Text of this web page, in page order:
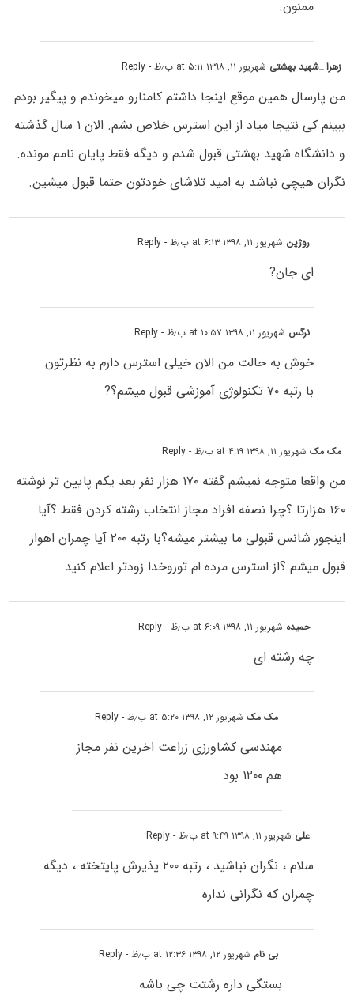
ممنون.
زهرا _شهید بهشتی شهریور ۱۱, ۱۳۹۸ at ۵:۱۱ ب٫ظ - Reply
من پارسال همین موقع اینجا داشتم کامنارو میخوندم و پیگیر بودم
ببینم کی نتیجا میاد از این استرس خلاص بشم. الان ۱ سال گذشته
و دانشگاه شهید بهشتی قبول شدم و دیگه فقط پایان نامم مونده.
نگران هیچی نباشد به امید تلاشای خودتون حتما قبول میشین.
روژین شهریور ۱۱, ۱۳۹۸ at ۶:۱۳ ب٫ظ - Reply
ای جان?
نرگس شهریور ۱۱, ۱۳۹۸ at ۱۰:۵۷ ب٫ظ - Reply
خوش به حالت من الان خیلی استرس دارم به نظرتون
با رتبه ۷۰ تکنولوژی آموزشی قبول میشم؟?
مک مکشهریور ۱۱, ۱۳۹۸ at ۴:۱۹ ب٫ظ - Reply
من واقعا متوجه نمیشم گفته ۱۷۰ هزار نفر بعد یکم پایین تر نوشته
۱۶۰ هزارتا ؟چرا نصفه افراد مجاز انتخاب رشته کردن فقط ؟آیا
اینجور شانس قبولی ما بیشتر میشه؟با رتبه ۲۰۰ آیا چمران اهواز
قبول میشم ؟از استرس مرده ام توروخدا زودتر اعلام کنید
حمیده شهریور ۱۱, ۱۳۹۸ at ۶:۰۹ ب٫ظ - Reply
چه رشته ای
مک مکشهریور ۱۲, ۱۳۹۸ at ۵:۲۰ ب٫ظ - Reply
مهندسی کشاورزی زراعت اخرین نفر مجاز
هم ۱۲۰۰ بود
علی شهریور ۱۱, ۱۳۹۸ at ۹:۴۹ ب٫ظ - Reply
سلام ، نگران نباشید ، رتبه ۲۰۰ پذیرش پایتخته ، دیگه
چمران که نگرانی نداره
بی نام شهریور ۱۲, ۱۳۹۸ at ۱۲:۳۶ ب٫ظ - Reply
بستگی داره رشتت چی باشه